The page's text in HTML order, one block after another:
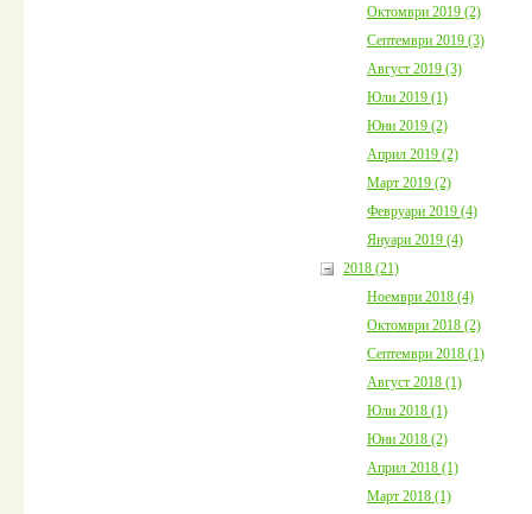
Октомври 2019 (2)
Септември 2019 (3)
Август 2019 (3)
Юли 2019 (1)
Юни 2019 (2)
Април 2019 (2)
Март 2019 (2)
Февруари 2019 (4)
Януари 2019 (4)
2018 (21)
Ноември 2018 (4)
Октомври 2018 (2)
Септември 2018 (1)
Август 2018 (1)
Юли 2018 (1)
Юни 2018 (2)
Април 2018 (1)
Март 2018 (1)